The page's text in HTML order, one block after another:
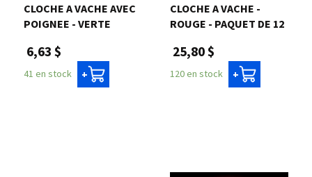
CLOCHE A VACHE AVEC
POIGNEE - VERTE
6,63 $
41 en stock +
CLOCHE A VACHE -
ROUGE - PAQUET DE 12
25,80 $
120 en stock +